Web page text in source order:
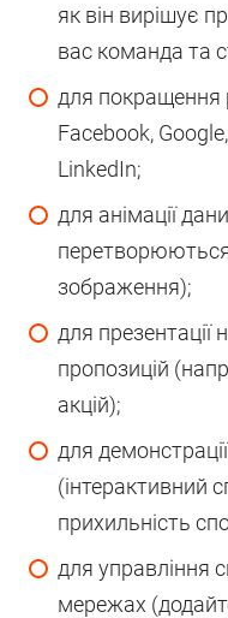
як він вирішує
вас команда та
для покращення
Facebook,
LinkedIn;
для анімації
зображення);
для презентації
пропозицій
акцій);
для
(інтерактивний
прихильність
для управління
мережах